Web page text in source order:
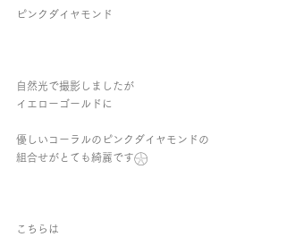
ピンクダイヤモンド
自然光で撮影しましたが
イエローゴールドに
優しいコーラルのピンクダイヤモンドの
組合せがとても綺麗です𓇽
こちらは